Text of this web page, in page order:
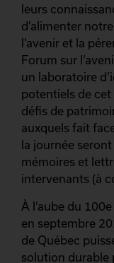
leurs
d’alimenter
l’avenir et la
Forum sur
un laboratoire
potentiels de
défis de
auxquels fait
la journée
mémoires et
intervenants (à
À l’aube du
en septembre
de Québec
solution durable